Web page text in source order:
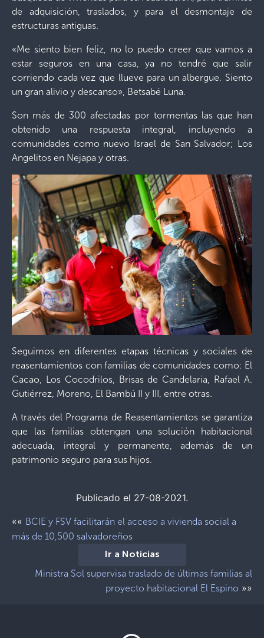
de adquisición, traslados, y para el desmontaje de
estructuras antiguas.
«Me siento bien feliz, no lo puedo creer que vamos a
estar seguros en una casa, ya no tendré que salir
corriendo cada vez que llueve para un albergue. Siento
un gran alivio y descanso», Betsabé Luna.
Son más de 300 afectadas por tormentas las que han
obtenido una respuesta integral, incluyendo a
comunidades como nuevo Israel de San Salvador; Los
Angelitos en Nejapa y otras.
Seguimos en diferentes etapas técnicas y sociales de
reasentamientos con familias de comunidades como: El
Cacao, Los Cocodrilos, Brisas de Candelaria, Rafael A.
Gutiérrez, Moreno, El Bambú II y III, entre otras.
A través del Programa de Reasentamientos se garantiza
que las familias obtengan una solución habitacional
adecuada, integral y permanente, además de un
patrimonio seguro para sus hijos.
Publicado el 27-08-2021.
«« BCIE y FSV facilitarán el acceso a vivienda social a
más de 10,500 salvadoreños
Ir a Noticias
Ministra Sol supervisa traslado de últimas familias al
proyecto habitacional El Espino »»